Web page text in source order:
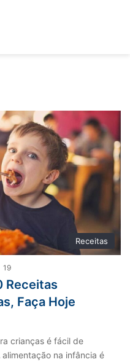
Receitas
19
Receitas
Faça Hoje
crianças é fácil de
na infância é